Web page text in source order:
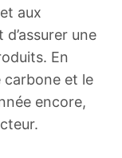
aux
une
En
carbone et le
encore,